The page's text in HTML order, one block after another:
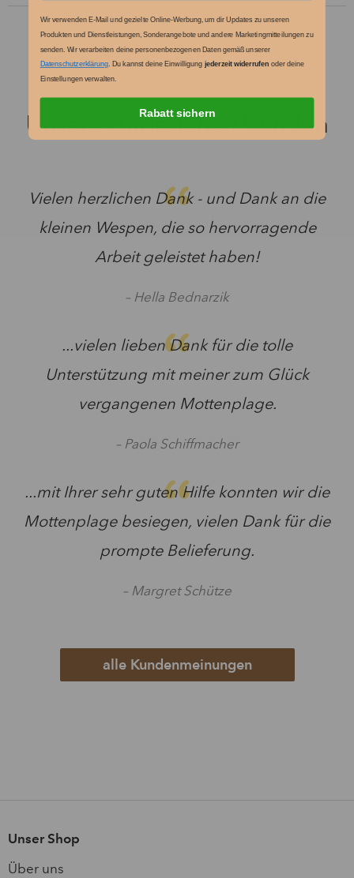
Unsere zufriedenen Kunden
Vielen herzlichen Dank - und Dank an die
kleinen Wespen, die so hervorragende
Arbeit geleistet haben!
– Hella Bednarzik
...vielen lieben Dank für die tolle
Unterstützung mit meiner zum Glück
vergangenen Mottenplage.
– Paola Schiffmacher
...mit Ihrer sehr guten Hilfe konnten wir die
Mottenplage besiegen, vielen Dank für die
prompte Belieferung.
– Margret Schütze
alle Kundenmeinungen
Unser Shop
Über uns
Wir verwenden E-Mail und gezielte Online-Werbung, um dir Updates zu unseren
Produkten und Dienstleistungen, Sonderangebote und andere Marketingmitteilungen zu
senden. Wir verarbeiten deine personenbezogenen Daten gemäß unserer
Datenschutzerklärung. Du kannst deine Einwilligung jederzeit widerrufen oder deine
Einstellungen verwalten.
Rabatt sichern